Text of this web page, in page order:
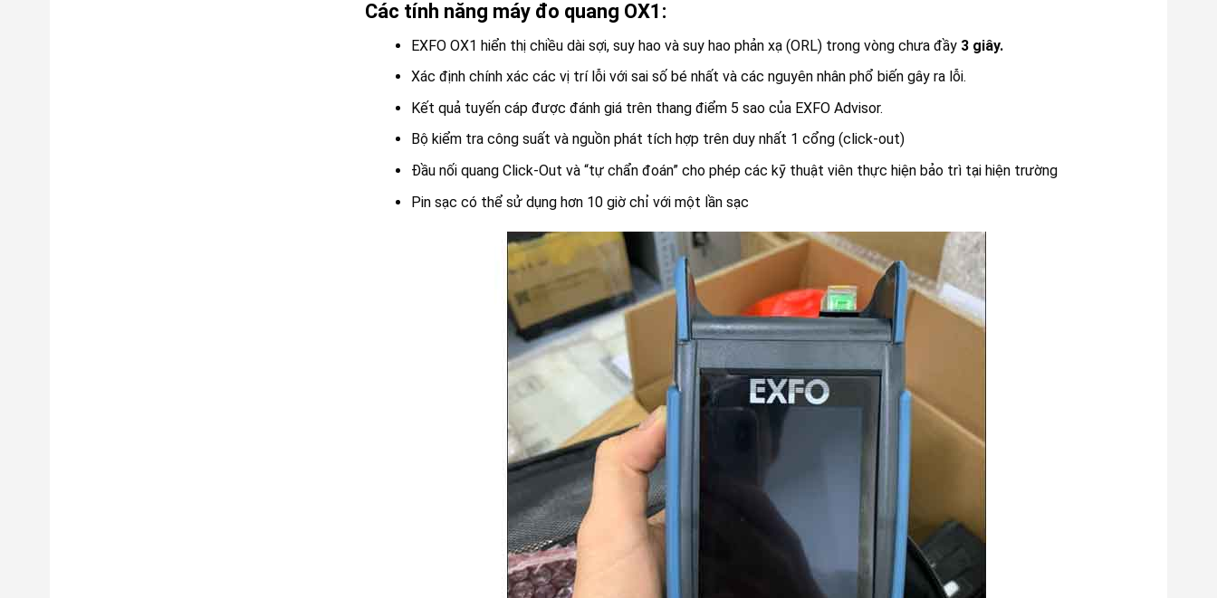
Các tính năng máy đo quang OX1:
EXFO OX1 hiển thị chiều dài sợi, suy hao và suy hao phản xạ (ORL) trong vòng chưa đầy 3 giây.
Xác định chính xác các vị trí lỗi với sai số bé nhất và các nguyên nhân phổ biến gây ra lỗi.
Kết quả tuyến cáp được đánh giá trên thang điểm 5 sao của EXFO Advisor.
Bộ kiểm tra công suất và nguồn phát tích hợp trên duy nhất 1 cổng (click-out)
Đầu nối quang Click-Out và “tự chẩn đoán” cho phép các kỹ thuật viên thực hiện bảo trì tại hiện trường
Pin sạc có thể sử dụng hơn 10 giờ chỉ với một lần sạc